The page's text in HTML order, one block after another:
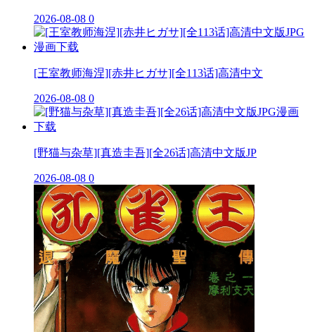
2026-08-08 0
[王室教师海涅][赤井ヒガサ][全113话]高清中文
2026-08-08 0
[野猫与杂草][真造圭吾][全26话]高清中文版JP
2026-08-08 0